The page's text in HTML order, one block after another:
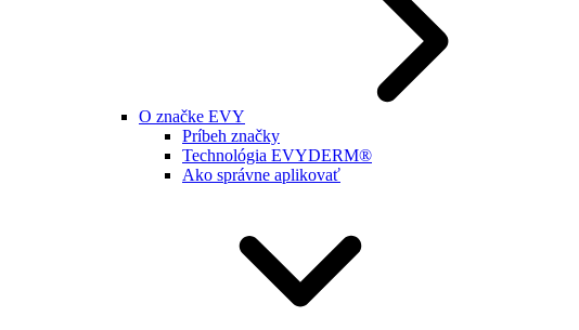
O značke EVY
Príbeh značky
Technológia EVYDERM®
Ako správne aplikovať